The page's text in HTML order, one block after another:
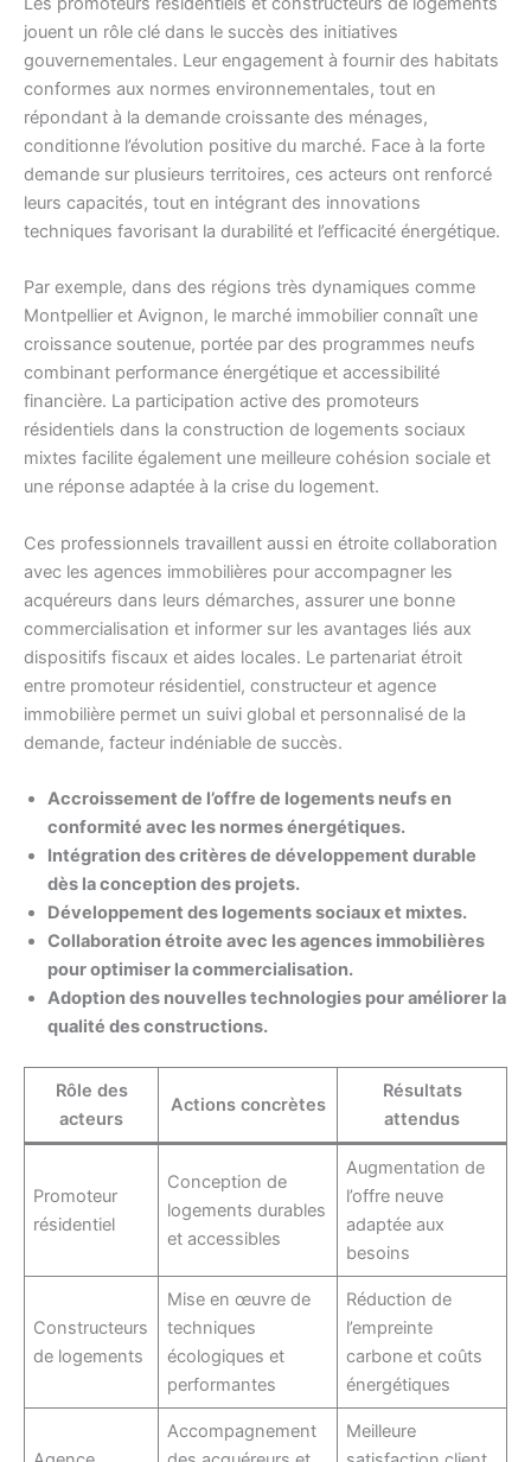
jouent un rôle clé dans le succès des initiatives
gouvernementales. Leur engagement à fournir des habitats
conformes aux normes environnementales, tout en
répondant à la demande croissante des ménages,
conditionne l’évolution positive du marché. Face à la forte
demande sur plusieurs territoires, ces acteurs ont renforcé
leurs capacités, tout en intégrant des innovations
techniques favorisant la durabilité et l’efficacité énergétique.
Par exemple, dans des régions très dynamiques comme
Montpellier et Avignon, le marché immobilier connaît une
croissance soutenue, portée par des programmes neufs
combinant performance énergétique et accessibilité
financière. La participation active des promoteurs
résidentiels dans la construction de logements sociaux
mixtes facilite également une meilleure cohésion sociale et
une réponse adaptée à la crise du logement.
Ces professionnels travaillent aussi en étroite collaboration
avec les agences immobilières pour accompagner les
acquéreurs dans leurs démarches, assurer une bonne
commercialisation et informer sur les avantages liés aux
dispositifs fiscaux et aides locales. Le partenariat étroit
entre promoteur résidentiel, constructeur et agence
immobilière permet un suivi global et personnalisé de la
demande, facteur indéniable de succès.
Accroissement de l’offre de logements neufs en
conformité avec les normes énergétiques.
Intégration des critères de développement durable
dès la conception des projets.
Développement des logements sociaux et mixtes.
Collaboration étroite avec les agences immobilières
pour optimiser la commercialisation.
Adoption des nouvelles technologies pour améliorer la
qualité des constructions.
Rôle des
acteurs
Actions concrètes
Résultats
attendus
Promoteur
résidentiel
Conception de
logements durables
et accessibles
Augmentation de
l’offre neuve
adaptée aux
besoins
Constructeurs
de logements
Mise en œuvre de
techniques
écologiques et
performantes
Réduction de
l’empreinte
carbone et coûts
énergétiques
Accompagnement
Meilleure